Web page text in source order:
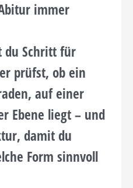
immer
du Schritt für
prüfst, ob ein
,auf einer
Ebene liegt – und
damit du
Form sinnvoll